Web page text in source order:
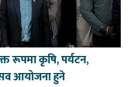
रूपमा कृषि, पर्यटन,
आयोजना हुने